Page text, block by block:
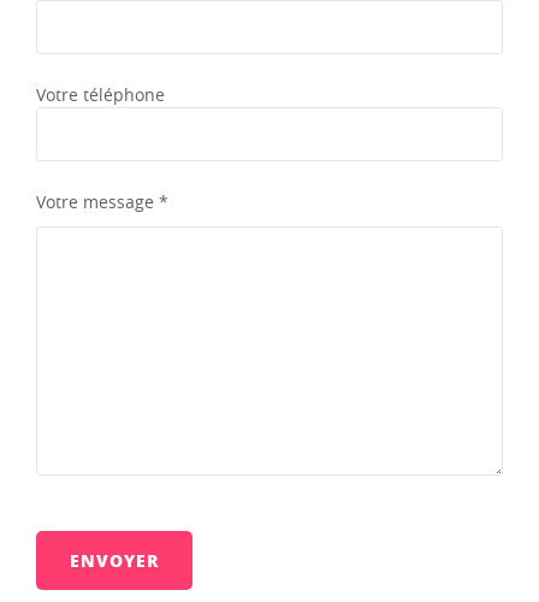
Votre téléphone
Votre message *
Veuillez
laisser